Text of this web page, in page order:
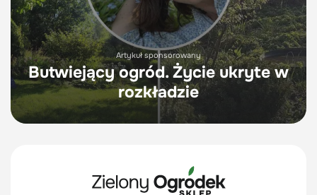
Artykuł sponsorowany
Butwiejący ogród. Życie ukryte w
rozkładzie